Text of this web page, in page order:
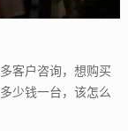
客户咨询，想购买
少钱一台，该怎么